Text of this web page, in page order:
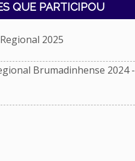
QUE PARTICIPOU
2025
Brumadinhense 2024 -